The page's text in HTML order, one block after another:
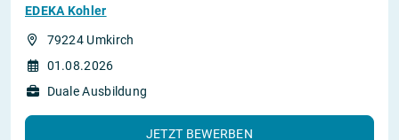
EDEKA Kohler
79224 Umkirch
01.08.2026
Duale Ausbildung
JETZT BEWERBEN